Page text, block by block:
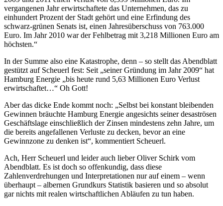
vergangenen Jahr erwirtschaftete das Unternehmen, das zu
einhundert Prozent der Stadt gehört und eine Erfindung des
schwarz-grünen Senats ist, einen Jahresüberschuss von 763.000
Euro. Im Jahr 2010 war der Fehlbetrag mit 3,218 Millionen Euro am
höchsten.“
In der Summe also eine Katastrophe, denn – so stellt das Abendblatt
gestützt auf Scheuerl fest: Seit „seiner Gründung im Jahr 2009“ hat
Hamburg Energie „bis heute rund 5,63 Millionen Euro Verlust
erwirtschaftet…“ Oh Gott!
Aber das dicke Ende kommt noch: „Selbst bei konstant bleibenden
Gewinnen bräuchte Hamburg Energie angesichts seiner desaströsen
Geschäftslage einschließlich der Zinsen mindestens zehn Jahre, um
die bereits angefallenen Verluste zu decken, bevor an eine
Gewinnzone zu denken ist“, kommentiert Scheuerl.
Ach, Herr Scheuerl und leider auch lieber Oliver Schirk vom
Abendblatt. Es ist doch so offenkundig, dass diese
Zahlenverdrehungen und Interpretationen nur auf einem – wenn
überhaupt – albernen Grundkurs Statistik basieren und so absolut
gar nichts mit realen wirtschaftlichen Abläufen zu tun haben.